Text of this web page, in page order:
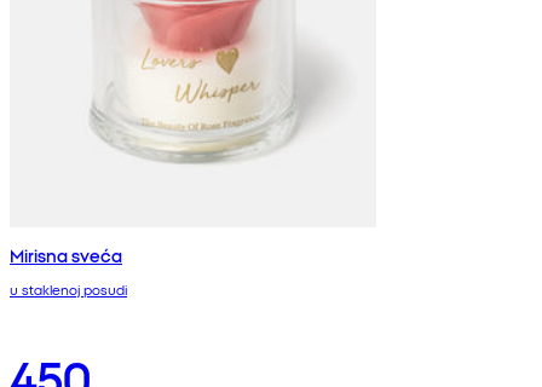
Mirisna sveća
u staklenoj posudi